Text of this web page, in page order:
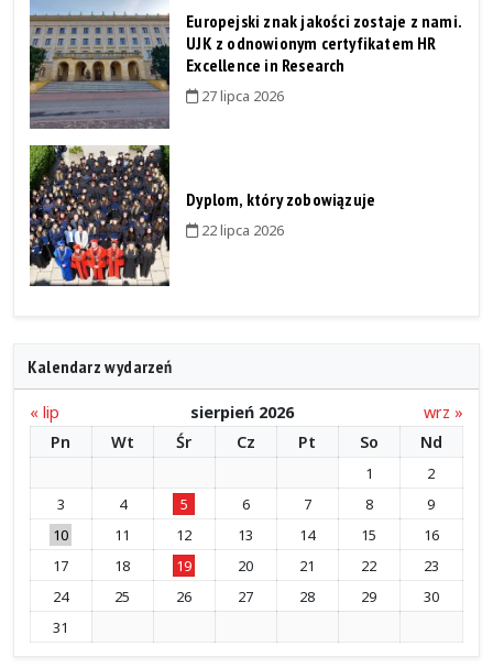
Europejski znak jakości zostaje z nami.
UJK z odnowionym certyfikatem HR
Excellence in Research
27 lipca 2026
Dyplom, który zobowiązuje
22 lipca 2026
Kalendarz wydarzeń
« lip sierpień 2026
wrz »
Pn
Wt Śr Cz Pt So Nd
1
2
3
4 5 6 7 8
9
10
11 12 13 14 15
16
17
18 19 20 21 22
23
24
25 26 27 28 29
30
31